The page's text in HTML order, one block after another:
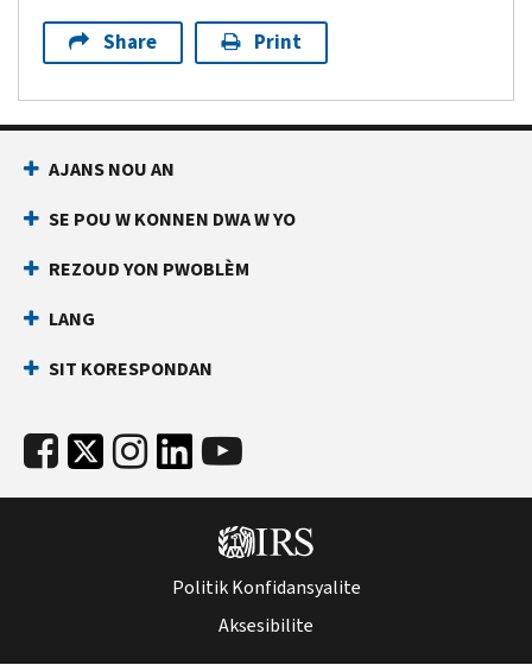
Share Print
AJANS NOU AN
SE POU W KONNEN DWA W YO
REZOUD YON PWOBLÈM
LANG
SIT KORESPONDAN
Politik Konfidansyalite
Aksesibilite